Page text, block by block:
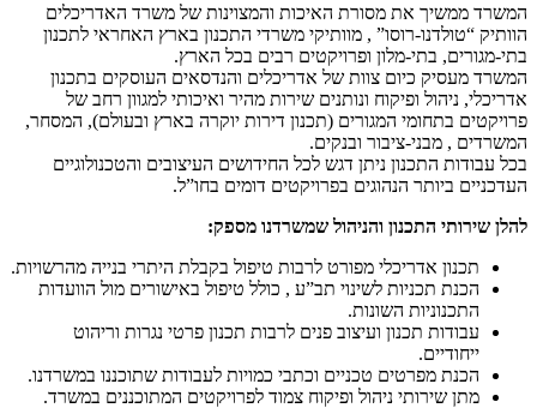
המשרד ממשיך את מסורת האיכות והמצוינות של משרד האדריכלים
הוותיק “טולדנו-רוסו” , מוותיקי משרדי התכנון בארץ האחראי לתכנון
בתי-מגורים, בתי-מלון ופרויקטים רבים בכל הארץ.
המשרד מעסיק כיום צוות של אדריכלים והנדסאים העוסקים בתכנון
אדריכלי, ניהול ופיקוח ונותנים שירות מהיר ואיכותי למגוון רחב של
פרויקטים בתחומי המגורים (תכנון דירות יוקרה בארץ ובעולם), המסחר,
המשרדים , מבני-ציבור ובנקים.
בכל עבודות התכנון ניתן דגש לכל החידושים העיצובים והטכנולוגיים
העדכניים ביותר הנהוגים בפרויקטים דומים בחו”ל.
להלן שירותי התכנון והניהול שמשרדנו מספק:
תכנון אדריכלי מפורט לרבות טיפול בקבלת היתרי בנייה מהרשויות.
הכנת תכניות לשינוי תב”ע , כולל טיפול באישורים מול הוועדות
התכנוניות השונות.
עבודות תכנון ועיצוב פנים לרבות תכנון פרטי נגרות וריהוט
ייחודיים.
הכנת מפרטים טכניים וכתבי כמויות לעבודות שתוכננו במשרדנו.
מתן שירותי ניהול ופיקוח צמוד לפרויקטים המתוכננים במשרד.